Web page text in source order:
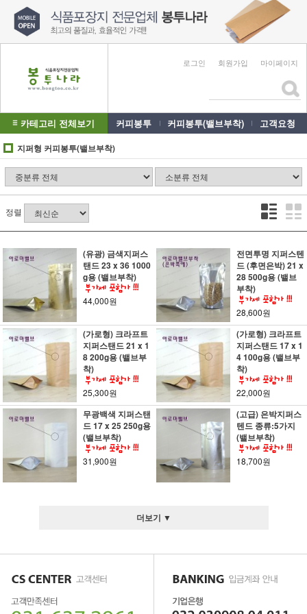
로그인 회원가입 마이페이지
카테고리 전체보기 커피봉투 커피봉투(밸브부착) 고객요청
지퍼형 커피봉투(밸브부착)
정렬
(유광) 금색지퍼스
탠드 23 x 36 1000
g용 (밸브부착)
44,000원
전면투명 지퍼스텐
드 (후면은박) 21 x
28 500g용 (밸브
부착)
28,600원
(가로형) 크라프트
지퍼스탠드 21 x 1
8 200g용 (밸브부
착)
25,300원
(가로형) 크라프트
지퍼스탠드 17 x 1
4 100g용 (밸브부
착)
22,000원
무광백색 지퍼스탠
드 17 x 25 250g용
(밸브부착)
31,900원
(고급) 은박지퍼스
텐드 종류:5가지
(밸브부착)
18,700원
더보기 ▼